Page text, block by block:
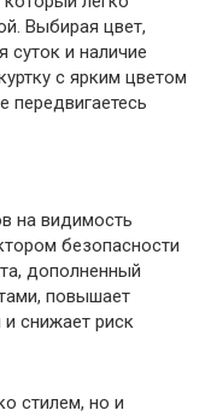
Выбирая цвет,
суток и наличие
с ярким цветом
на видимость
безопасности
дополненный
повышает
снижает риск
стилем, но и